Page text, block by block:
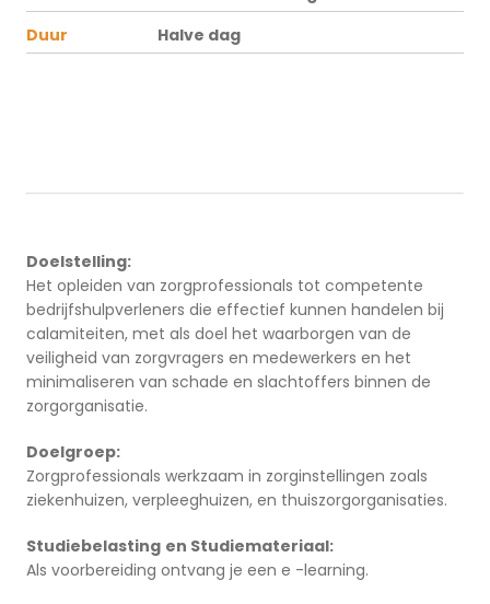
Duur
Halve dag
Doelstelling:
Het opleiden van zorgprofessionals tot competente
bedrijfshulpverleners die effectief kunnen handelen bij
calamiteiten, met als doel het waarborgen van de
veiligheid van zorgvragers en medewerkers en het
minimaliseren van schade en slachtoffers binnen de
zorgorganisatie.
Doelgroep:
Zorgprofessionals werkzaam in zorginstellingen zoals
ziekenhuizen, verpleeghuizen, en thuiszorgorganisaties.
Studiebelasting en Studiemateriaal:
Als voorbereiding ontvang je een e -learning.